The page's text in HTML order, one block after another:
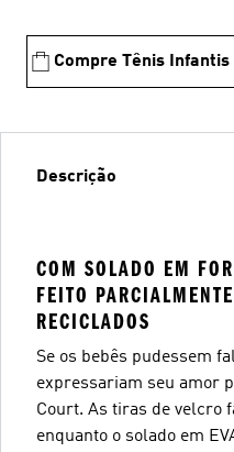
Compre Tênis Infantis
Descrição
COM SOLADO EM
FEITO
RECICLADOS
Se os bebês pudessem
expressariam seu amor
Court. As tiras de velcro
enquanto o solado em